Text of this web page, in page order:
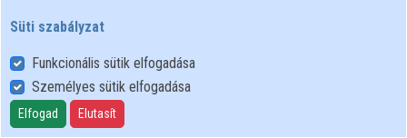
Felhasználói szabályzat
Adatkezelési tájékoztató
Süti szabályzat
Süti szabályzat
Funkcionális sütik elfogadása
Személyes sütik elfogadása
Elfogad Elutasít